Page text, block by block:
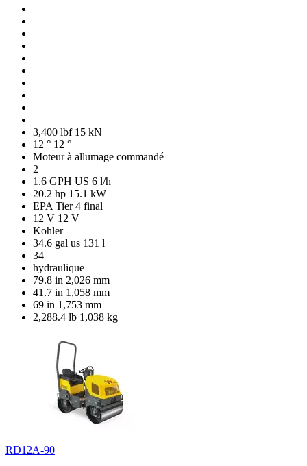
3,400 lbf 15 kN
12 ° 12 °
Moteur à allumage commandé
2
1.6 GPH US 6 l/h
20.2 hp 15.1 kW
EPA Tier 4 final
12 V 12 V
Kohler
34.6 gal us 131 l
34
hydraulique
79.8 in 2,026 mm
41.7 in 1,058 mm
69 in 1,753 mm
2,288.4 lb 1,038 kg
RD12A-90